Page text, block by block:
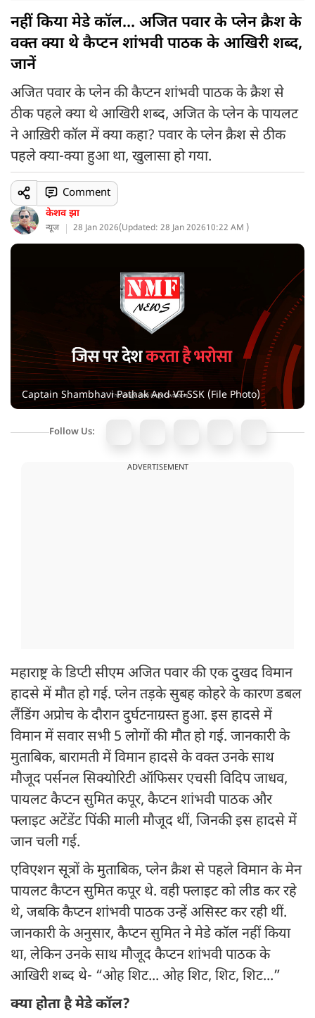
नहीं किया मेडे कॉल... अजित पवार के प्लेन क्रैश के
वक्त क्या थे कैप्टन शांभवी पाठक के आखिरी शब्द,
जानें
अजित पवार के प्लेन की कैप्टन शांभवी पाठक के क्रैश से
ठीक पहले क्या थे आखिरी शब्द, अजित के प्लेन के पायलट
ने आख़िरी कॉल में क्या कहा? पवार के प्लेन क्रैश से ठीक
पहले क्या-क्या हुआ था, खुलासा हो गया.
केशव झा
न्यूज 28 Jan 2026(Updated: 28 Jan 202610:22 AM )
Comment
Captain Shambhavi Pathak And VT-SSK (File Photo)
Follow Us:
ADVERTISEMENT
महाराष्ट्र के डिप्टी सीएम अजित पवार की एक दुखद विमान
हादसे में मौत हो गई. प्लेन तड़के सुबह कोहरे के कारण डबल
लैंडिंग अप्रोच के दौरान दुर्घटनाग्रस्त हुआ. इस हादसे में
विमान में सवार सभी 5 लोगों की मौत हो गई. जानकारी के
मुताबिक, बारामती में विमान हादसे के वक्त उनके साथ
मौजूद पर्सनल सिक्योरिटी ऑफिसर एचसी विदिप जाधव,
पायलट कैप्टन सुमित कपूर, कैप्टन शांभवी पाठक और
फ्लाइट अटेंडेंट पिंकी माली मौजूद थीं, जिनकी इस हादसे में
जान चली गई.
एविएशन सूत्रों के मुताबिक, प्लेन क्रैश से पहले विमान के मेन
पायलट कैप्टन सुमित कपूर थे. वही फ्लाइट को लीड कर रहे
थे, जबकि कैप्टन शांभवी पाठक उन्हें असिस्ट कर रही थीं.
जानकारी के अनुसार, कैप्टन सुमित ने मेडे कॉल नहीं किया
था, लेकिन उनके साथ मौजूद कैप्टन शांभवी पाठक के
आखिरी शब्द थे- “ओह शिट... ओह शिट, शिट, शिट...”
क्या होता है मेडे कॉल?